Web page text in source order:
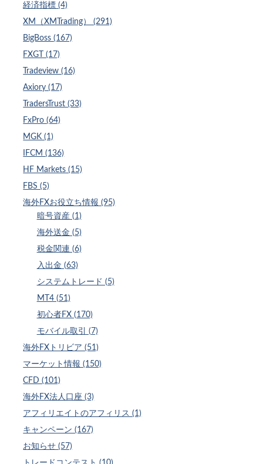
経済指標 (4)
XM（XMTrading） (291)
BigBoss (167)
FXGT (17)
Tradeview (16)
Axiory (17)
TradersTrust (33)
FxPro (64)
MGK (1)
IFCM (136)
HF Markets (15)
FBS (5)
海外FXお役立ち情報 (95)
暗号資産 (1)
海外送金 (5)
税金関連 (6)
入出金 (63)
システムトレード (5)
MT4 (51)
初心者FX (170)
モバイル取引 (7)
海外FXトリビア (51)
マーケット情報 (150)
CFD (101)
海外FX法人口座 (3)
アフィリエイトのアフィリス (1)
キャンペーン (167)
お知らせ (57)